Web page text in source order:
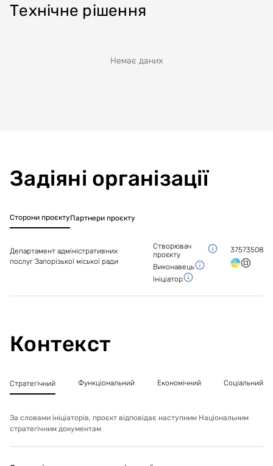
Технічне рішення
Немає даних
Задіяні організації
Сторони проєктуПартнери проєкту
Департамент адміністративних
послуг Запорізької міської ради
Створювач
проєкту
Виконавець
Ініціатор
37573508
Контекст
Стратегічний Функціональний Економічний Соціальний
За словами ініціаторів, проєкт відповідає наступним Національним
стратегічним документам